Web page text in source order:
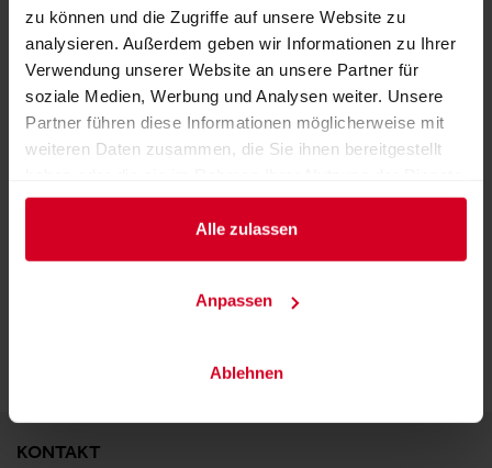
zu können und die Zugriffe auf unsere Website zu
analysieren. Außerdem geben wir Informationen zu Ihrer
Verwendung unserer Website an unsere Partner für
soziale Medien, Werbung und Analysen weiter. Unsere
Partner führen diese Informationen möglicherweise mit
weiteren Daten zusammen, die Sie ihnen bereitgestellt
gesammelt haben.
Alle zulassen
Anpassen
Ablehnen
KONTAKT